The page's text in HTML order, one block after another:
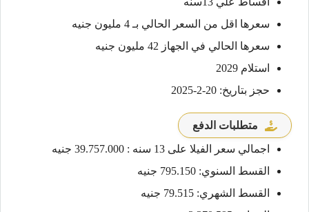
سعرها اقل من السعر الحالي بـ 4 مليون جنيه
سعرها الحالي في الجهاز 42 مليون جنيه
استلام 2029
حجز بتاريخ: 20-2-2025
متطلبات الدفع
اجمالي سعر الفيلا على 13 سنه : 39.757.000 جنيه
القسط السنوي: 795.150 جنيه
القسط الشهري: 79.515 جنيه